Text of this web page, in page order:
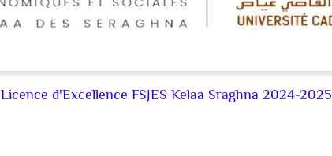
Licence d'Excellence FSJES Kelaa Sraghna 2024-2025